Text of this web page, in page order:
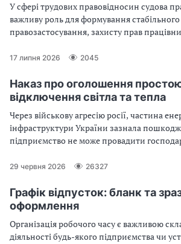
У сфері трудових правовідносин судова
важливу роль для формування стабільного
правозастосування, захисту прав
умовах постійного оновлення правової
спорах. Яка практика розгляду судами
читайте у статті
17 липня 2026 2045
Наказ про оголошення
відключення світла та тепла
Через військову агресію росії, частина
інфраструктури України зазнала пошкоджень.
підприємство не може провадити
теплопостачання, оформіть наказ про
29 червня 2026 26327
Графік відпусток: бланк та
оформлення
Організація робочого часу є важливою
діяльності будь-якого підприємства чи